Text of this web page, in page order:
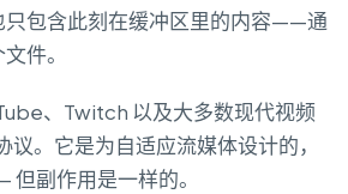
包含此刻在缓冲区里的内容——通
件。
、Twitch 以及大多数现代视频
议。它是为自适应流媒体设计的，
副作用是一样的。